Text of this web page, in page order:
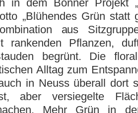
in dem Bonner Projekt
„Blühendes Grün statt
aus
rankenden Pflanzen,
begrünt. Die
Alltag zum
in Neuss überall dort
aber versiegelte
Mehr Grün in